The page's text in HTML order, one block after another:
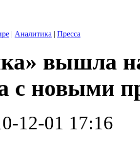
| Аналитика | Пресса
вышла
с новыми
12-01 17:16